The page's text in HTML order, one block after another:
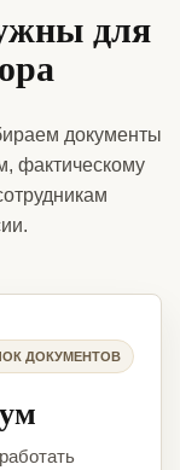
для
документы
фактическому
ДОКУМЕНТОВ